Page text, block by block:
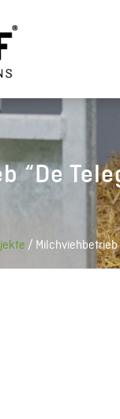
“De
/ Milchviehbetrieb